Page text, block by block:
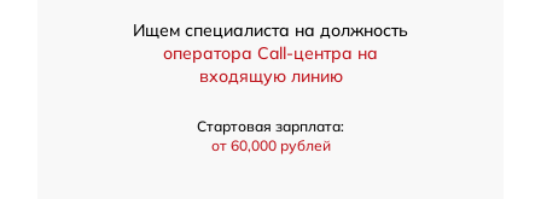
Ищем специалиста на должность
оператора Call-центра на
входящую линию
Стартовая зарплата:
от 60,000 рублей